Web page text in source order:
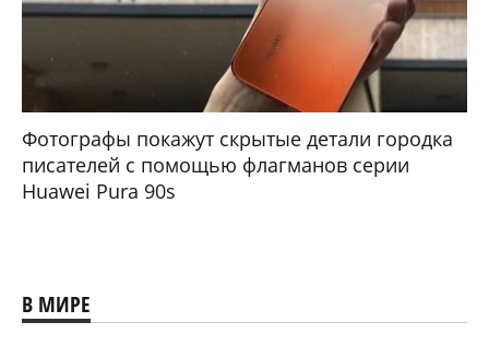
Фотографы покажут скрытые детали городка
писателей с помощью флагманов серии
Huawei Pura 90s
В МИРЕ